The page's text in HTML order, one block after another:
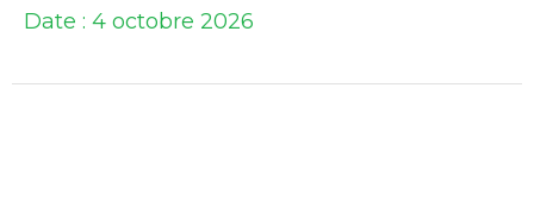
Date : 4 octobre 2026